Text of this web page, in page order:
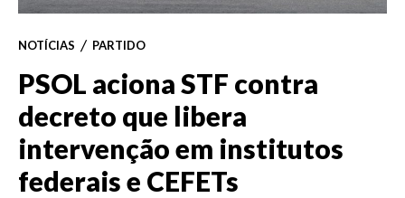
NOTÍCIAS PARTIDO
PSOL aciona STF contra
decreto que libera
intervenção em institutos
federais e CEFETs